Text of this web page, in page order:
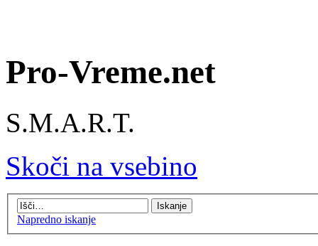
Pro-Vreme.net
S.M.A.R.T.
Skoči na vsebino
Napredno iskanje